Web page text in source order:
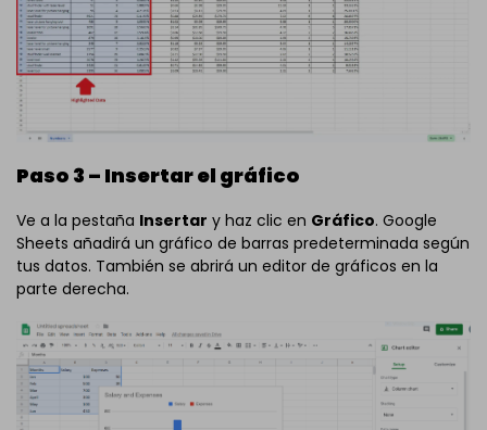
Paso 3 – Insertar el gráfico
Ve a la pestaña Insertar y haz clic en Gráfico. Google
Sheets añadirá un gráfico de barras predeterminada según
tus datos. También se abrirá un editor de gráficos en la
parte derecha.